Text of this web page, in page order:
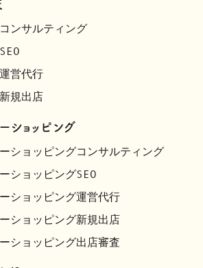
ンサルティング
営代行
規出店
ショッピング
ショッピングコンサルティング
ショッピングSEO
ショッピング運営代行
ショッピング新規出店
ショッピング出店審査